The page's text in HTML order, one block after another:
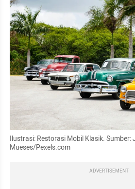
Ilustrasi: Restorasi Mobil Klasik. Sumber:
Mueses/Pexels.com
ADVERTISEMENT